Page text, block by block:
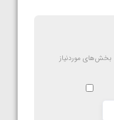
بخش‌های موردنیاز